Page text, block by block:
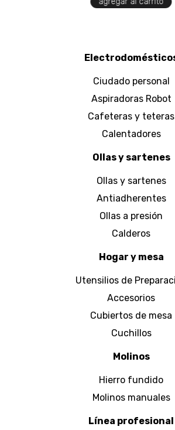
Ciudado personal
Aspiradoras Robot
Cafeteras y teteras
Calentadores
Ollas y sartenes
Ollas y sartenes
Antiadherentes
Ollas a presión
Calderos
Hogar y mesa
Utensilios de
Accesorios
Cubiertos de mesa
Cuchillos
Molinos
Hierro fundido
Molinos manuales
Línea profesional